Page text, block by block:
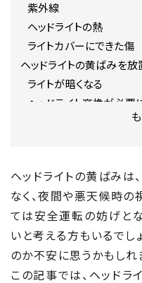
紫外線
ヘッドライトの熱
ライトカバーにできた傷
ヘッドライトの黄ばみを放
ライトが暗くなる
ヘッドライト交換が必要
車検に通らない可能性
STEP2.洗浄
STEP3. マスキング
STEP4. 磨き込む
STEP5. マスキングを剥
STEP6. 比較
黄ばみは内側に原因があ
ヘッドライトの黄ばみは
なく、夜間や悪天候時の
ては安全運転の妨げと
いと考える方もいるでし
のか不安に思うかもしれ
この記事では、ヘッドラ